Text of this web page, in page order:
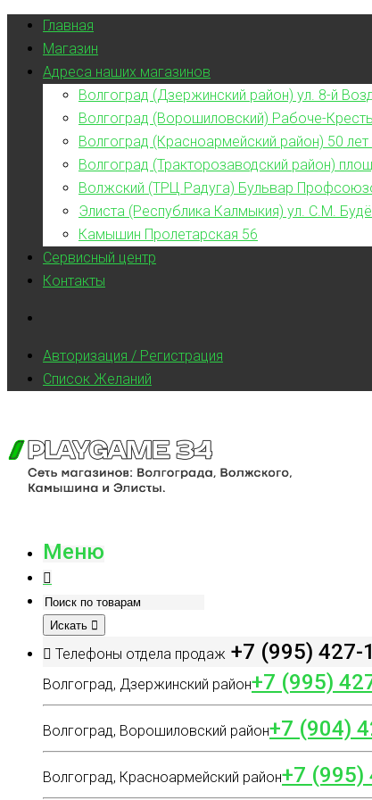
Главная
Магазин
Адреса наших магазинов
Волгоград (Дзержинский район) ул. 8-й
Волгоград (Ворошиловский) Рабоче-
Волгоград (Красноармейский район) 50
Волгоград (Тракторозаводский район)
Волжский (ТРЦ Радуга) Бульвар
Элиста (Республика Калмыкия) ул. С.М.
Камышин Пролетарская 56
Сервисный центр
Контакты
Авторизация / Регистрация
Список Желаний
Меню
Искать
Телефоны отдела продаж +7 (995) 427-
Волгоград, Дзержинский район+7 (995)
Волгоград, Ворошиловский район+7 (904)
Волгоград, Красноармейский район+7 (995)